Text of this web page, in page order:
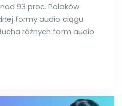
93 proc. Polaków
formy audio ciągu
różnych form audio